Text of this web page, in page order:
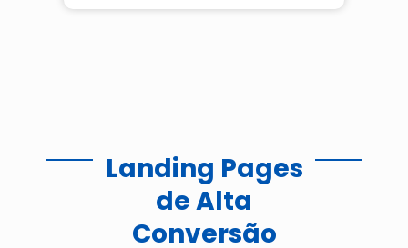
Landing Pages
de Alta
Conversão